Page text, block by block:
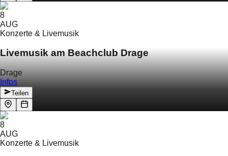
8
AUG
Konzerte & Livemusik
Livemusik am Beachclub Drage
Drage
Infos
Teilen
8
AUG
Konzerte & Livemusik